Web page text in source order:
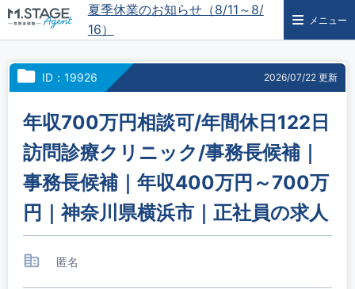
夏季休業のお知らせ（8/11～8/
16）
メニュー
ID：19926 2026/07/22 更新
年収700万円相談可/年間休日122日
訪問診療クリニック/事務長候補｜
事務長候補｜年収400万円～700万
円｜神奈川県横浜市｜正社員の求人
匿名